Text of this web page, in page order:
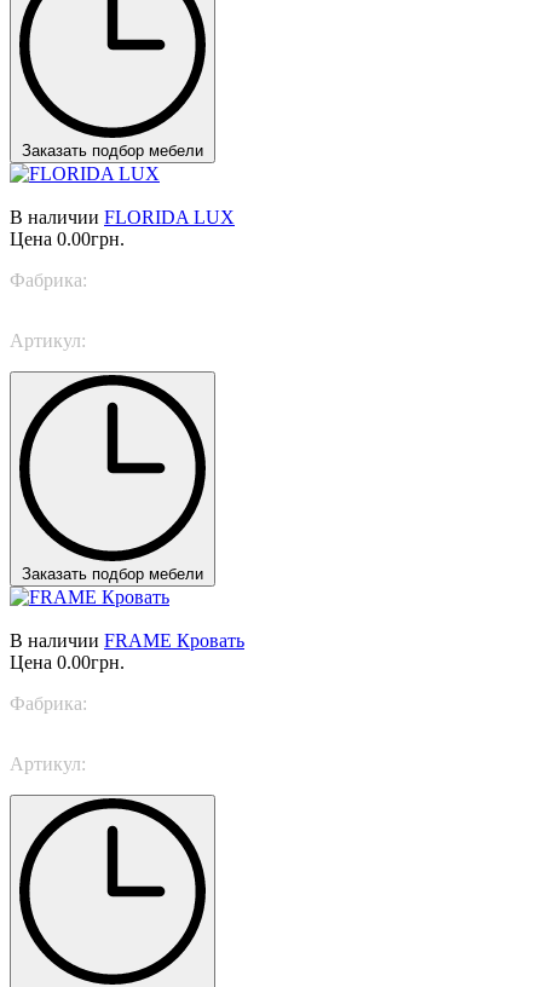
Заказать подбор мебели
В наличии FLORIDA LUX
Цена 0.00грн.
Фабрика:
Артикул:
Заказать подбор мебели
В наличии FRAME Кровать
Цена 0.00грн.
Фабрика:
Артикул: